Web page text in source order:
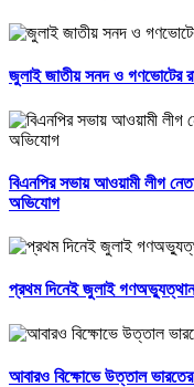
জুলাই জাতীয় সনদ ও গণভোটের
বিএনপির সভায় আওয়ামী লীগ
অভিযোগ
প্রথম দিনেই জুলাই
আবারও বিক্ষোভে উত্তাল